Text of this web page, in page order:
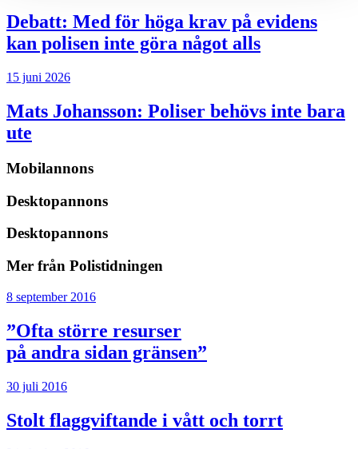
Debatt: Med för höga krav på evidens
kan polisen inte göra något alls
15 juni 2026
Mats Johansson: Poliser behövs inte bara
ute
Mobilannons
Desktopannons
Desktopannons
Mer från Polistidningen
8 september 2016
”Ofta större resurser
på andra sidan gränsen”
30 juli 2016
Stolt flaggviftande i vått och torrt